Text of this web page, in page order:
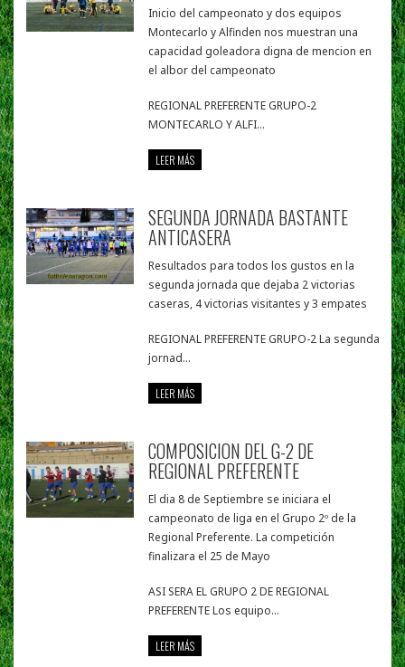
Inicio del campeonato y dos equipos
Montecarlo y Alfinden nos muestran una
capacidad goleadora digna de mencion en
el albor del campeonato
REGIONAL PREFERENTE GRUPO-2
MONTECARLO Y ALFI...
LEER MÁS
SEGUNDA JORNADA BASTANTE
ANTICASERA
Resultados para todos los gustos en la
segunda jornada que dejaba 2 victorias
caseras, 4 victorias visitantes y 3 empates
REGIONAL PREFERENTE GRUPO-2 La segunda
jornad...
LEER MÁS
COMPOSICION DEL G-2 DE
REGIONAL PREFERENTE
El dia 8 de Septiembre se iniciara el
campeonato de liga en el Grupo 2º de la
Regional Preferente. La competición
finalizara el 25 de Mayo
ASI SERA EL GRUPO 2 DE REGIONAL
PREFERENTE Los equipo...
LEER MÁS